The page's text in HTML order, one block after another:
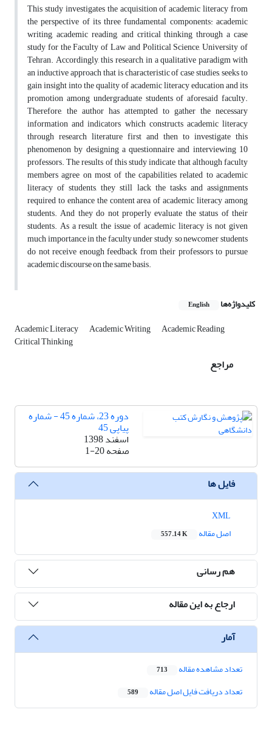
This study investigates the acquisition of academic literacy from
the perspective of its three fundamental components: academic
writing, academic reading, and critical thinking through a case
study for the Faculty of Law and Political Science, University of
Tehran. Accordingly, this research, in a qualitative paradigm with
an inductive approach that is characteristic of case studies, seeks to
gain insight into the quality of academic literacy education and its
promotion among undergraduate students of aforesaid faculty.
Therefore, the author has attempted to gather the necessary
information and indicators which constructs academic literacy
through research literature first and then to investigate this
phenomenon by designing a questionnaire and interviewing 10
professors. The results of this study indicate that although faculty
members agree on most of the capabilities related to academic
literacy of students, they still lack the tasks and assignments
required to enhance the content area of academic literacy among
students. And they do not properly evaluate the status of their
students. As a result, the issue of academic literacy is not given
much importance in the faculty under study, so newcomer students
do not receive enough feedback from their professors to pursue
academic discourse on the same basis.
کلیدواژه‌ها English
Academic Literacy Academic Writing Academic Reading
Critical Thinking
مراجع
دوره 23، شماره 45 - شماره
پیاپی 45
اسفند 1398
صفحه1-20
فایل ها
اصل مقاله
557.14 K
هم رسانی
ارجاع به این مقاله
آمار
تعداد مشاهده مقاله 713
تعداد دریافت فایل اصل مقاله 589